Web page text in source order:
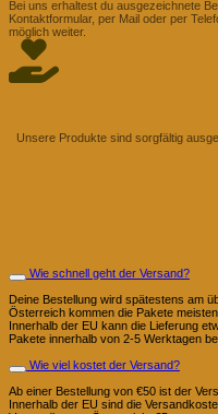
Bei uns erhaltest du ausgezeichnete
Kontaktformular, per Mail oder per
möglich weiter.
Unsere Produkte sind sorgfältig
Wie schnell geht der Versand?
Deine Bestellung wird spätestens am
Österreich kommen die Pakete
Innerhalb der EU kann die Lieferung
Pakete innerhalb von 2-5 Werktagen
Wie viel kostet der Versand?
Ab einer Bestellung von €50 ist der
Innerhalb der EU sind die